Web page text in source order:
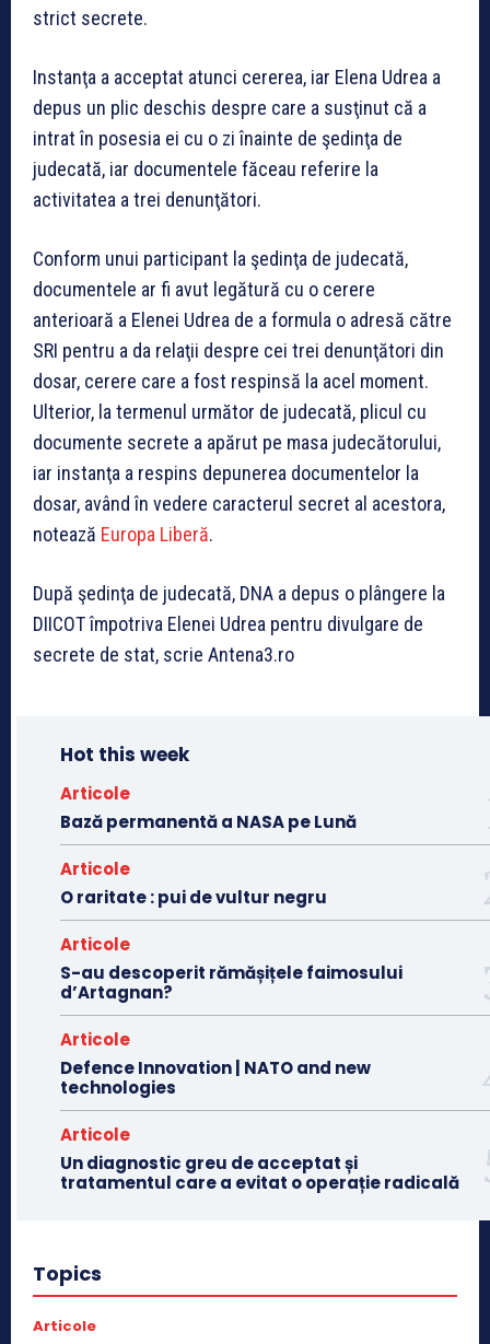
strict secrete.
Instanţa a acceptat atunci cererea, iar Elena Udrea a
depus un plic deschis despre care a susţinut că a
intrat în posesia ei cu o zi înainte de şedinţa de
judecată, iar documentele făceau referire la
activitatea a trei denunţători.
Conform unui participant la şedinţa de judecată,
documentele ar fi avut legătură cu o cerere
anterioară a Elenei Udrea de a formula o adresă către
SRI pentru a da relaţii despre cei trei denunţători din
dosar, cerere care a fost respinsă la acel moment.
Ulterior, la termenul următor de judecată, plicul cu
documente secrete a apărut pe masa judecătorului,
iar instanţa a respins depunerea documentelor la
dosar, având în vedere caracterul secret al acestora,
notează Europa Liberă.
După şedinţa de judecată, DNA a depus o plângere la
DIICOT împotriva Elenei Udrea pentru divulgare de
secrete de stat, scrie Antena3.ro
Hot this week
Articole
Bază permanentă a NASA pe Lună
Articole
O raritate : pui de vultur negru
Articole
S-au descoperit rămășițele faimosului
d’Artagnan?
Articole
Defence Innovation | NATO and new
technologies
Articole
Un diagnostic greu de acceptat și
tratamentul care a evitat o operație radicală
Topics
Articole